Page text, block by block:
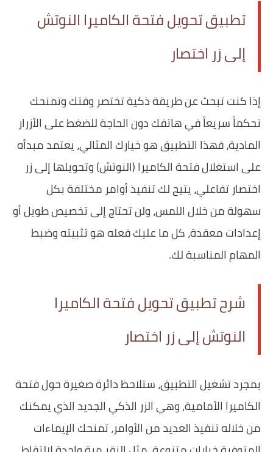
تطبيق تحويل فتحة الكاميرا النوتش
إلى زر اختصار
إذا كنت تبحث عن طريقة ذكية تختصر وقتك وتمنحك
تحكماً سريعاً في هاتفك دون الحاجة للضغط على الأزرار
المادية، فهذا التطبيق هو خيارك المثالي، يعتمد مبدأه
على استغلال فتحة الكاميرا (النوتش) وتحويلها إلى زر
اختصار تفاعلي، يتيح لك تنفيذ أوامر مختلفة بكل
سهولة من خلال اللمس، ولن تحتاج إلى تخصيص طويل أو
إعدادات معقدة، كل ما عليك فعله هو تثبيته وضبط
المهام المناسبة لك.
شرح تطبيق تحويل فتحة الكاميرا
النوتش إلى زر اختصار
بمجرد تشغيل التطبيق، ستلاحظ دائرة صغيرة حول فتحة
الكاميرا الأمامية، وهي الزر الذكي الجديد الذي يمكنك
من خلاله تنفيذ العديد من الأوامر، تمنحك الإيماءات